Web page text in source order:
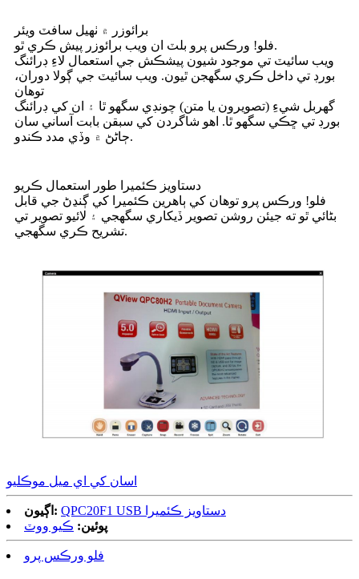
برائوزر ۾ ٺهيل سافٽ ويئر
فلو! ورڪس پرو بلٽ ان ويب برائوزر پيش ڪري ٿو.
ويب سائيٽ تي موجود شيون پيشڪش جي استعمال لاءِ ڊرائنگ
بورڊ تي داخل ڪري سگھجن ٿيون. ويب سائيٽ جي ڳولا دوران،
توهان
گهربل شيءِ (تصويرون يا متن) چونڊي سگهو ٿا ۽ ان کي ڊرائنگ
بورڊ تي ڇڪي سگهو ٿا. اهو شاگردن کي سبقن بابت آساني سان
ڄاڻڻ ۾ وڏي مدد ڪندو.
دستاويز ڪئميرا طور استعمال ڪريو
فلو! ورڪس پرو توهان کي ٻاهرين ڪئميرا کي ڳنڍڻ جي قابل
بڻائي ٿو ته جيئن روشن تصوير ڏيکاري سگهجي ۽ لائيو تصوير تي
تشريح ڪري سگهجي.
اسان کي اي ميل موڪليو
اڳيون:
QPC20F1 USB دستاويز ڪئميرا
پوئين: ڪيو ووٽ
فلو ورڪس پرو